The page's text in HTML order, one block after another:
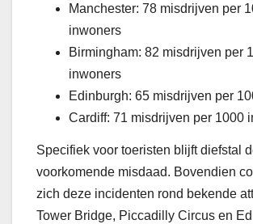
Manchester: 78 misdrijven per
inwoners
Birmingham: 82 misdrijven per
inwoners
Edinburgh: 65 misdrijven per
Cardiff: 71 misdrijven per 1000
Specifiek voor toeristen blijft diefstal
voorkomende misdaad. Bovendien
zich deze incidenten rond bekende
Tower Bridge, Piccadilly Circus en